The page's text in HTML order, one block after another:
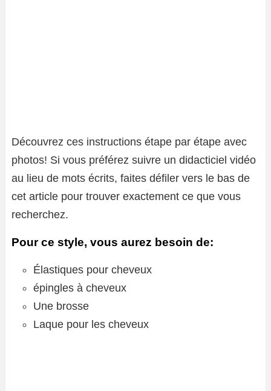
Découvrez ces instructions étape par étape avec
photos! Si vous préférez suivre un didacticiel vidéo
au lieu de mots écrits, faites défiler vers le bas de
cet article pour trouver exactement ce que vous
recherchez.
Pour ce style, vous aurez besoin de:
Élastiques pour cheveux
épingles à cheveux
Une brosse
Laque pour les cheveux